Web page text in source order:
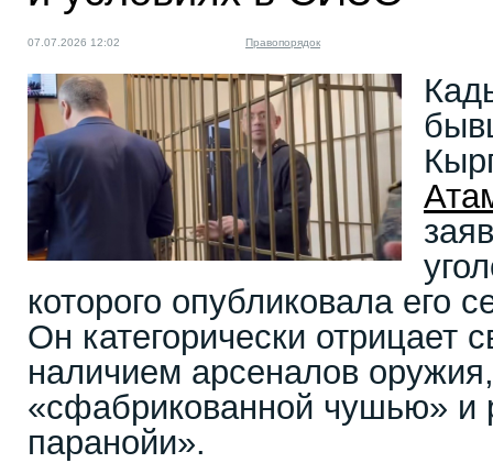
07.07.2026 12:02 Правопорядок
которого опубликовала его
Он категорически отрицает
наличием арсеналов
«сфабрикованной чушью» и
паранойи».